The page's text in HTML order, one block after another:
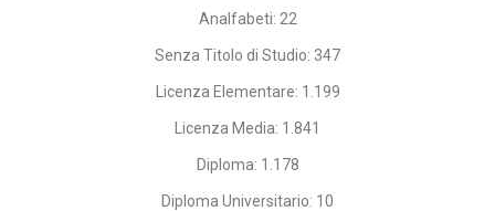
Analfabeti: 22
Senza Titolo di Studio: 347
Licenza Elementare: 1.199
Licenza Media: 1.841
Diploma: 1.178
Diploma Universitario: 10